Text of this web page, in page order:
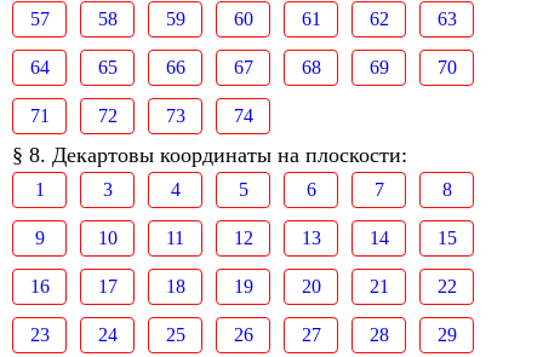
57 58 59 60 61 62 63
64 65 66 67 68 69 70
71 72 73 74
§ 8. Декартовы координаты на плоскости:
1 3 4 5 6 7 8
9 10 11 12 13 14 15
16 17 18 19 20 21 22
23 24 25 26 27 28 29